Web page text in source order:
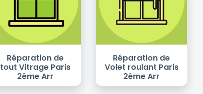
Réparation de
tout Vitrage Paris
2ème Arr
Réparation de
Volet roulant Paris
2ème Arr